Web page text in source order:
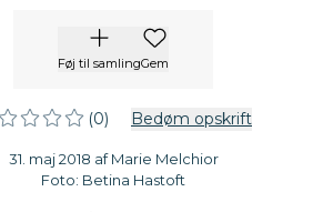
Føj til samlingGem
(0) Bedøm opskrift
31. maj 2018 af Marie Melchior
Foto: Betina Hastoft